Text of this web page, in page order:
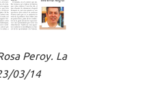
Peroy. La
03/14